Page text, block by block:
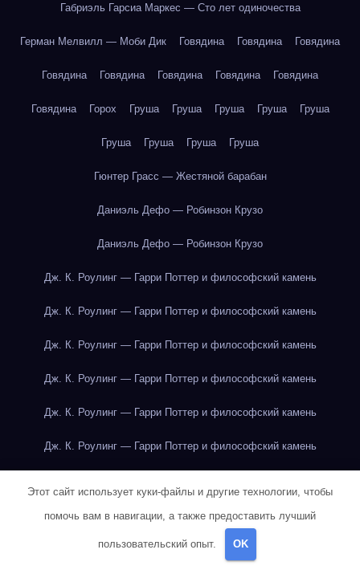
Габриэль Гарсиа Маркес — Сто лет одиночества
Герман Мелвилл — Моби Дик Говядина Говядина Говядина
Говядина Говядина Говядина Говядина Говядина
Говядина Горох Груша Груша Груша Груша Груша
Груша Груша Груша Груша
Гюнтер Грасс — Жестяной барабан
Даниэль Дефо — Робинзон Крузо
Даниэль Дефо — Робинзон Крузо
Дж. К. Роулинг — Гарри Поттер и философский камень
Дж. К. Роулинг — Гарри Поттер и философский камень
Дж. К. Роулинг — Гарри Поттер и философский камень
Дж. К. Роулинг — Гарри Поттер и философский камень
Дж. К. Роулинг — Гарри Поттер и философский камень
Дж. К. Роулинг — Гарри Поттер и философский камень
Дж. К. Роулинг — Гарри Поттер и философский камень
Дж. К. Роулинг — Гарри Поттер и философский камень
Этот сайт использует куки-файлы и другие технологии, чтобы
помочь вам в навигации, а также предоставить лучший
пользовательский опыт. OK